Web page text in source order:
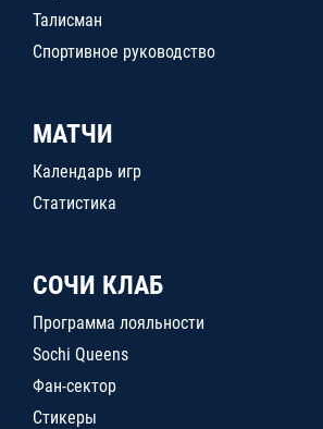
Талисман
Спортивное руководство
МАТЧИ
Календарь игр
Статистика
СОЧИ КЛАБ
Программа лояльности
Sochi Queens
Фан-сектор
Стикеры